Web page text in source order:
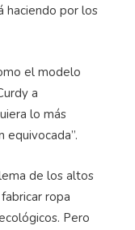
haciendo por los
el modelo
a
lo más
equivocada”.
de los altos
ropa
Pero